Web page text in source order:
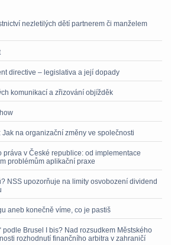
nezletilých dětí partnerem či manželem
directive – legislativa a její dopady
komunikací a zřizování objížděk
Jak na organizační změny ve společnosti
v České republice: od implementace
problémům aplikační praxe
NSS upozorňuje na limity osvobození dividend
aneb konečně víme, co je pastiš
podle Brusel I bis? Nad rozsudkem Městského
rozhodnutí finančního arbitra v zahraničí